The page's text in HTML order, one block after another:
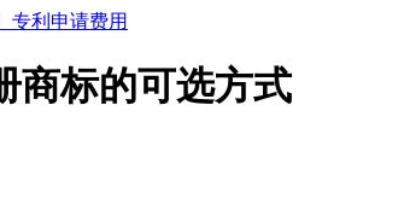
商标的可选方式